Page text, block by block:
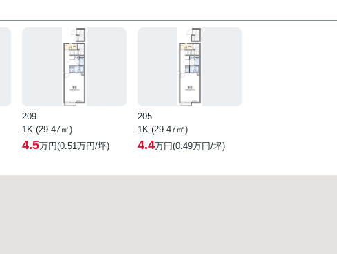
209
1K (29.47㎡)
4.5万円(0.51万円/坪)
205
1K (29.47㎡)
4.4万円(0.49万円/坪)